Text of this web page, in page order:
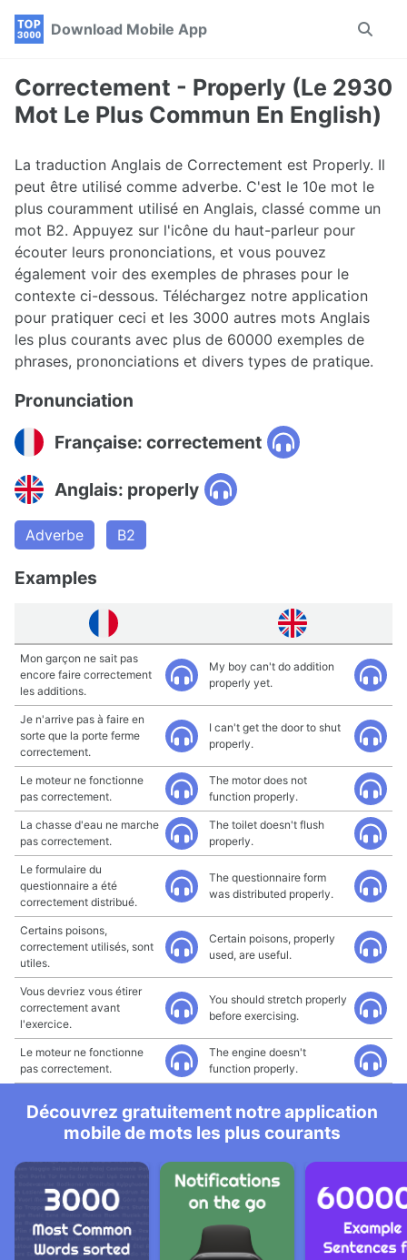
Skip
navigation
Skip
Skip
Download Mobile App
Toggle
Correctement - Properly (Le 2930
Mot Le Plus Commun En English)
La traduction Anglais de Correctement est Properly. Il
peut être utilisé comme adverbe. C'est le 10e mot le
plus couramment utilisé en Anglais, classé comme un
mot B2. Appuyez sur l'icône du haut-parleur pour
écouter leurs prononciations, et vous pouvez
également voir des exemples de phrases pour le
contexte ci-dessous. Téléchargez notre application
pour pratiquer ceci et les 3000 autres mots Anglais
les plus courants avec plus de 60000 exemples de
phrases, prononciations et divers types de pratique.
Pronunciation
Française: correctement
Anglais: properly
Adverbe B2
Examples
Mon garçon ne sait pas
encore faire correctement
les additions.
My boy can't do addition
properly yet.
Je n'arrive pas à faire en
sorte que la porte ferme
correctement.
I can't get the door to shut
properly.
Le moteur ne fonctionne
pas correctement.
The motor does not
function properly.
La chasse d'eau ne marche
pas correctement.
The toilet doesn't flush
properly.
Le formulaire du
questionnaire a été
correctement distribué.
The questionnaire form
was distributed properly.
Certains poisons,
correctement utilisés, sont
utiles.
Certain poisons, properly
used, are useful.
Vous devriez vous étirer
correctement avant
l'exercice.
You should stretch properly
before exercising.
Le moteur ne fonctionne
pas correctement.
The engine doesn't
function properly.
Découvrez gratuitement notre application
mobile de mots les plus courants